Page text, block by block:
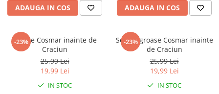
ADAUGA IN COS ADAUGA IN COS
-23%
Sosete Cosmar inainte de
Craciun
25,99 Lei
19,99 Lei
IN STOC
-23%
Sosete groase Cosmar inainte
de Craciun
25,99 Lei
19,99 Lei
IN STOC